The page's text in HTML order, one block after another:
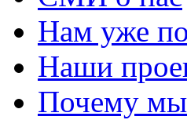
Нам уже
Наши
Почему